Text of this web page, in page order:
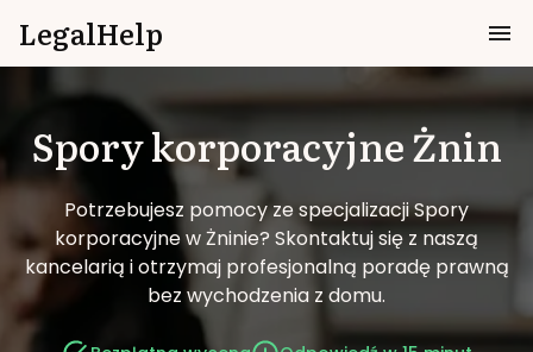
LegalHelp
Spory korporacyjneŻnin
Potrzebujesz pomocy ze specjalizacji Spory
korporacyjne w Żninie? Skontaktuj się z naszą
kancelarią i otrzymaj profesjonalną poradę prawną
bez wychodzenia z domu.